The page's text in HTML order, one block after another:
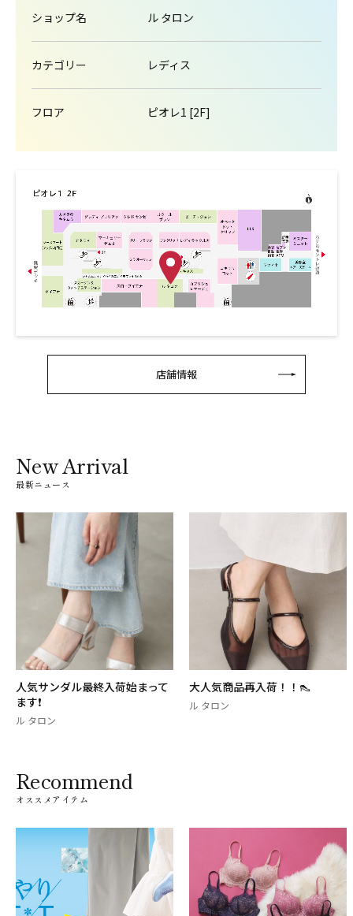
ショップ名 ル タロン
カテゴリー レディス
フロア ピオレ1 [2F]
店舗情報
New Arrival
最新ニュース
人気サンダル最終入荷始まって
ます❗️
ル タロン
大人気商品再入荷！！👠
ル タロン
Recommend
オススメアイテム